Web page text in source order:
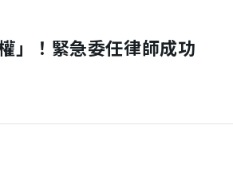
」！緊急委任律師成功